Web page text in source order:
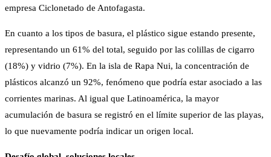
empresa Ciclonetado de Antofagasta.
En cuanto a los tipos de basura, el plástico sigue estando presente,
representando un 61% del total, seguido por las colillas de cigarro
(18%) y vidrio (7%). En la isla de Rapa Nui, la concentración de
plásticos alcanzó un 92%, fenómeno que podría estar asociado a las
corrientes marinas. Al igual que Latinoamérica, la mayor
acumulación de basura se registró en el límite superior de las playas,
lo que nuevamente podría indicar un origen local.